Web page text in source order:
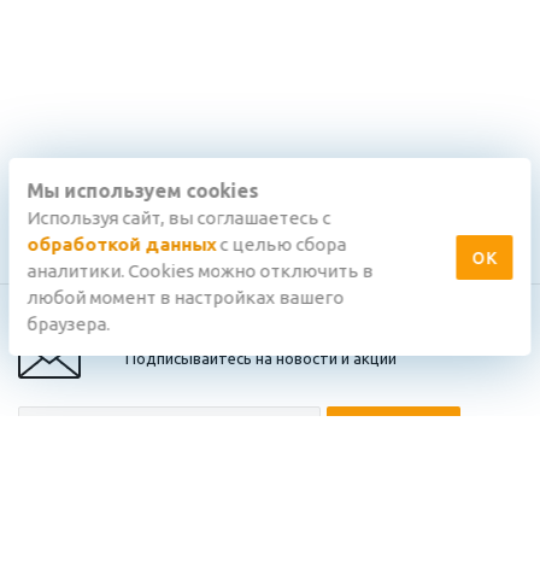
Подписывайтесь на новости и акции
Мы используем cookies
Используя сайт, вы соглашаетесь с
обработкой данныхс целью сбора
аналитики. Cookies можно отключить в
любой момент в настройках вашего
браузера.
ОК